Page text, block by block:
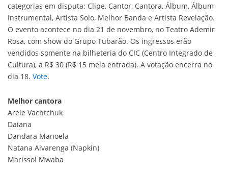
categorias em disputa: Clipe, Cantor, Cantora, Álbum, Álbum
Instrumental, Artista Solo, Melhor Banda e Artista Revelação.
O evento acontece no dia 21 de novembro, no Teatro Ademir
Rosa, com show do Grupo Tubarão. Os ingressos erão
vendidos somente na bilheteria do CIC (Centro Integrado de
Cultura), a R$ 30 (R$ 15 meia entrada). A votação encerra no
dia 18. Vote.
Melhor cantora
Arele Vachtchuk
Daiana
Dandara Manoela
Natana Alvarenga (Napkin)
Marissol Mwaba